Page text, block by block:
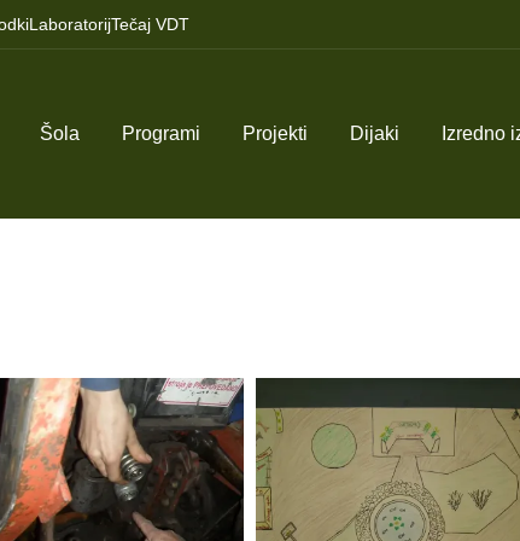
LaboratorijTečaj VDT
Šola Programi Projekti Dijaki Izredno